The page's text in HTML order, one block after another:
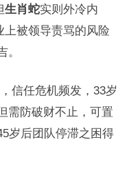
生肖蛇实则外冷内
上被领导责骂的风险
。
信任危机频发，33岁
需防破财不止，可置
岁后团队停滞之困得